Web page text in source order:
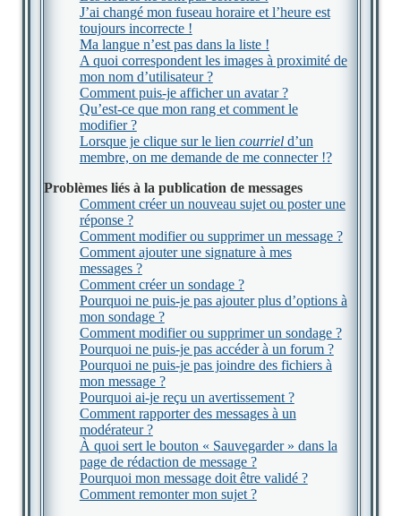
J’ai changé mon fuseau horaire et l’heure est
toujours incorrecte !
Ma langue n’est pas dans la liste !
A quoi correspondent les images à proximité de
mon nom d’utilisateur ?
Comment puis-je afficher un avatar ?
Qu’est-ce que mon rang et comment le
modifier ?
Lorsque je clique sur le lien courrield’un
membre, on me demande de me connecter !?
Problèmes liés à la publication de messages
Comment créer un nouveau sujet ou poster une
réponse ?
Comment modifier ou supprimer un message ?
Comment ajouter une signature à mes
messages ?
Comment créer un sondage ?
Pourquoi ne puis-je pas ajouter plus d’options à
mon sondage ?
Comment modifier ou supprimer un sondage ?
Pourquoi ne puis-je pas accéder à un forum ?
Pourquoi ne puis-je pas joindre des fichiers à
mon message ?
Pourquoi ai-je reçu un avertissement ?
Comment rapporter des messages à un
modérateur ?
À quoi sert le bouton « Sauvegarder » dans la
page de rédaction de message ?
Pourquoi mon message doit être validé ?
Comment remonter mon sujet ?